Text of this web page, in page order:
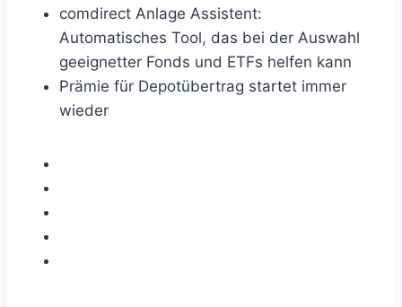
comdirect Anlage Assistent:
Automatisches Tool, das bei der Auswahl
geeignetter Fonds und ETFs helfen kann
Prämie für Depotübertrag startet immer
wieder